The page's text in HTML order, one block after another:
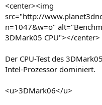
<center><img
src="http://
n=1047&w=o"
3DMark05 CPU"></center>
Der CPU-Test des
Intel-Prozessor dominiert.
<u>3DMark06</u>